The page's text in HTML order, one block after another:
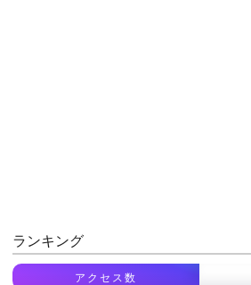
ランキング
アクセス数